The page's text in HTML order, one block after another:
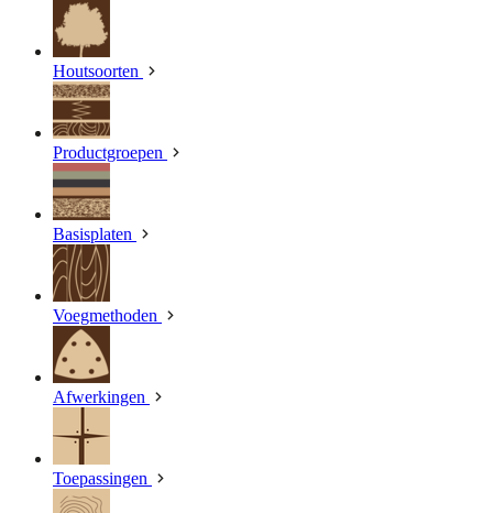
Houtsoorten
Productgroepen
Basisplaten
Voegmethoden
Afwerkingen
Toepassingen